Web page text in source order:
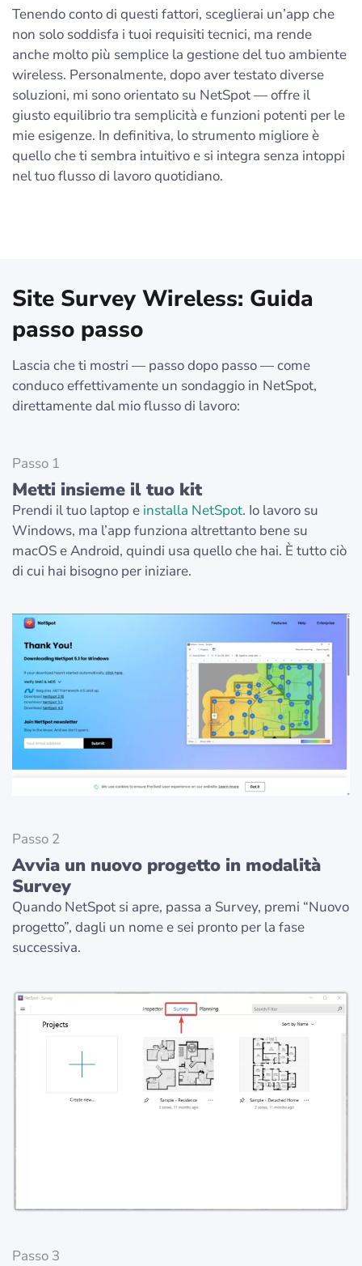
Tenendo conto di questi fattori, sceglierai un’app che
non solo soddisfa i tuoi requisiti tecnici, ma rende
anche molto più semplice la gestione del tuo ambiente
wireless. Personalmente, dopo aver testato diverse
soluzioni, mi sono orientato su NetSpot — offre il
giusto equilibrio tra semplicità e funzioni potenti per le
mie esigenze. In definitiva, lo strumento migliore è
quello che ti sembra intuitivo e si integra senza intoppi
nel tuo flusso di lavoro quotidiano.
Site Survey Wireless: Guida
passo passo
Lascia che ti mostri — passo dopo passo — come
conduco effettivamente un sondaggio in NetSpot,
direttamente dal mio flusso di lavoro:
Passo 1
Metti insieme il tuo kit
Prendi il tuo laptop e installa NetSpot. Io lavoro su
Windows, ma l’app funziona altrettanto bene su
macOS e Android, quindi usa quello che hai. È tutto ciò
di cui hai bisogno per iniziare.
Passo 2
Avvia un nuovo progetto in modalità
Survey
Quando NetSpot si apre, passa a Survey, premi “Nuovo
progetto”, dagli un nome e sei pronto per la fase
successiva.
Passo 3